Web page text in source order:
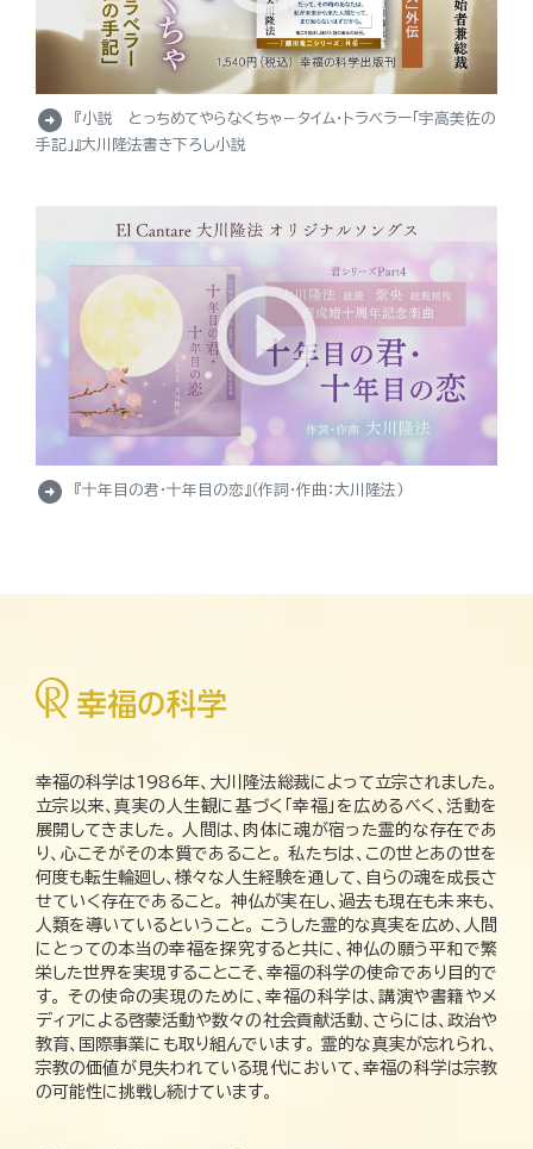
arrow_circle_right
『小説 とっちめてやらなくちゃ－タイム・トラベラー「宇高美佐の
手記」』大川隆法書き下ろし小説
arrow_circle_right 『十年目の君・十年目の恋』（作詞・作曲：大川隆法）
幸福の科学は1986年、大川隆法総裁によって立宗されました。
立宗以来、真実の人生観に基づく「幸福」を広めるべく、活動を
展開してきました。 人間は、肉体に魂が宿った霊的な存在であ
り、心こそがその本質であること。 私たちは、この世とあの世を
何度も転生輪廻し、様々な人生経験を通して、自らの魂を成長さ
せていく存在であること。 神仏が実在し、過去も現在も未来も、
人類を導いているということ。 こうした霊的な真実を広め、人間
にとっての本当の幸福を探究すると共に、神仏の願う平和で繁
栄した世界を実現することこそ、幸福の科学の使命であり目的で
す。 その使命の実現のために、幸福の科学は、講演や書籍やメ
ディアによる啓蒙活動や数々の社会貢献活動、さらには、政治や
教育、国際事業にも取り組んでいます。 霊的な真実が忘れられ、
宗教の価値が見失われている現代において、幸福の科学は宗教
の可能性に挑戦し続けています。